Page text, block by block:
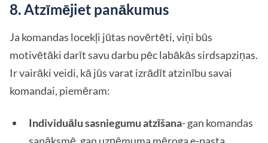
8. Atzīmējiet panākumus
Ja komandas locekļi jūtas novērtēti, viņi būs
motivētāki darīt savu darbu pēc labākās sirdsapziņas.
Ir vairāki veidi, kā jūs varat izrādīt atzinību savai
komandai, piemēram:
Individuālu sasniegumu atzīšana- gan komandas